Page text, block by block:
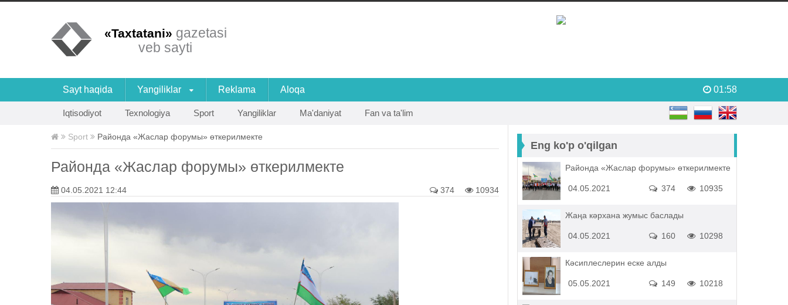
«Taxtatani» gazetasi
veb sayti
Sayt haqida Yangiliklar Reklama Aloqa 01:58
Iqtisodiyot Texnologiya Sport Yangiliklar Ma'daniyat Fan va ta'lim
Sport Районда «Жаслар форумы» өткерилмекте
Районда «Жаслар форумы» өткерилмекте
04.05.2021 12:44 10934
374
Eng ko'p o'qilgan
Районда «Жаслар форумы» өткерилмекте
04.05.2021 10935
374
Жаңа кәрхана жумыс баслады
04.05.2021 10298
160
Кәсиплеслерин еске алды
05.05.2021 10218
149